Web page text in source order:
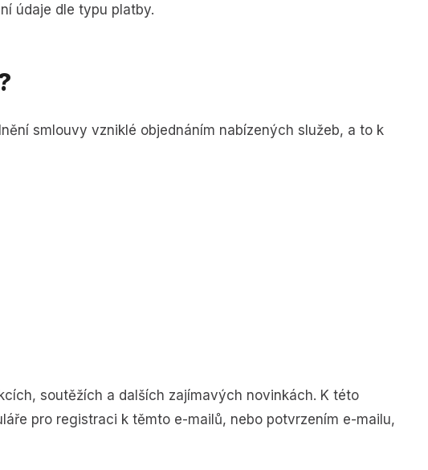
údaje dle typu platby.
smlouvy vzniklé objednáním nabízených služeb, a to k
soutěžích a dalších zajímavých novinkách. K této
pro registraci k těmto e-mailů, nebo potvrzením e-mailu,